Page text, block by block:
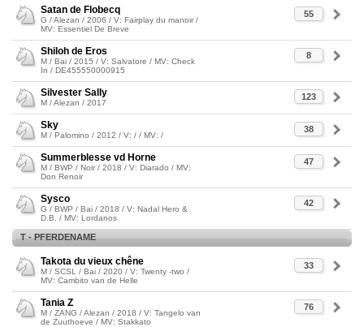
55
Satan de Flobecq
G / Alezan / 2006 / V: Fairplay du manoir /
MV: Essentiel De Breve
8
Shiloh de Eros
M / Bai / 2015 / V: Salvatore / MV: Check
In / DE455550000915
123
Silvester Sally
M / Alezan / 2017
38
Sky
M / Palomino / 2012 / V: / / MV: /
47
Summerblesse vd Horne
M / BWP / Noir / 2018 / V: Diarado / MV:
Don Renoir
42
Sysco
G / BWP / Bai / 2018 / V: Nadal Hero &
D.B. / MV: Lordanos
T - PFERDENAME
33
Takota du vieux chêne
M / SCSL / Bai / 2020 / V: Twenty -two /
MV: Cambito van de Helle
76
Tania Z
M / ZANG / Alezan / 2018 / V: Tangelo van
de Zuuthoeve / MV: Stakkato